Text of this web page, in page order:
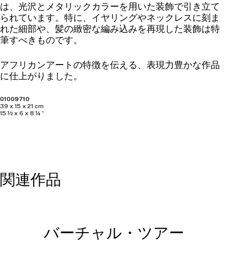
は、光沢とメタリックカラーを用いた装飾で引き立て
られています。特に、イヤリングやネックレスに刻ま
れた細部や、髪の緻密な編み込みを再現した装飾は特
筆すべきものです。
アフリカンアートの特徴を伝える、表現力豊かな作品
に仕上がりました。
01009710
39 x 15 x 21 cm
15 ½ x 6 x 8 ¼ “
関連作品
バーチャル・ツアー